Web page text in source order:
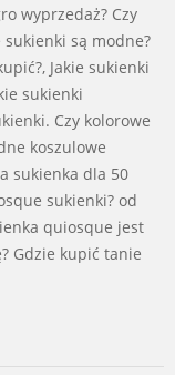
wyprzedaż? Czy
są modne?
Jakie sukienki
sukienki
Czy kolorowe
koszulowe
sukienka dla 50
sukienki? od
quiosque jest
Gdzie kupić tanie